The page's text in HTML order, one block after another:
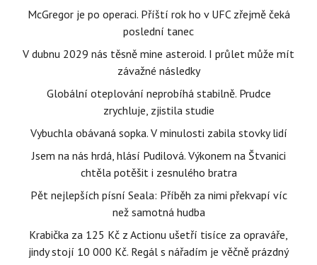
McGregor je po operaci. Příští rok ho v UFC zřejmě čeká
poslední tanec
V dubnu 2029 nás těsně mine asteroid. I průlet může mít
závažné následky
Globální oteplování neprobíhá stabilně. Prudce
zrychluje, zjistila studie
Vybuchla obávaná sopka. V minulosti zabila stovky lidí
Jsem na nás hrdá, hlásí Pudilová. Výkonem na Štvanici
chtěla potěšit i zesnulého bratra
Pět nejlepších písní Seala: Příběh za nimi překvapí víc
než samotná hudba
Krabička za 125 Kč z Actionu ušetří tisíce za opraváře,
jindy stojí 10 000 Kč. Regál s nářadím je věčně prázdný